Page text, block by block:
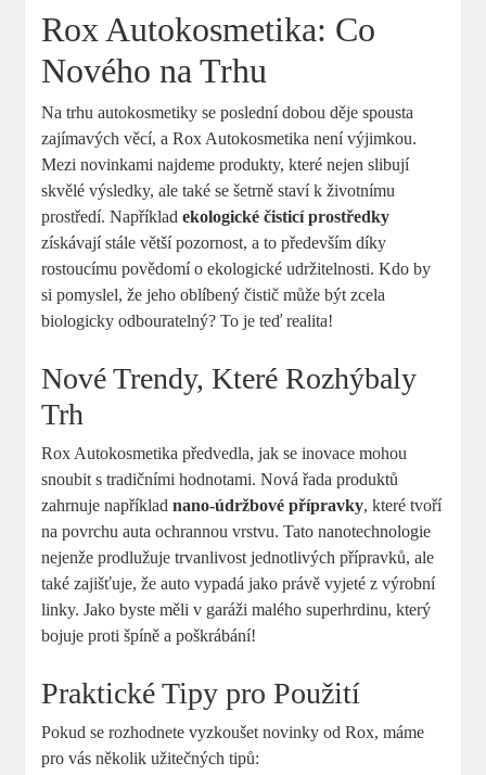
Rox Autokosmetika: Co
Nového na Trhu
Na trhu autokosmetiky se poslední dobou děje⁢ spousta⁢
zajímavých​ věcí,‌ a Rox Autokosmetika není ⁣výjimkou.
Mezi novinkami ⁤najdeme ⁤produkty, které⁣ nejen slibují
skvělé výsledky, ale⁤ také‌ se šetrně staví k životnímu
prostředí. Například⁤ekologické ‍čisticí ‍prostředky
získávají stále větší⁤ pozornost, a to především díky
‍rostoucímu povědomí ⁤o ⁣ekologické udržitelnosti. Kdo by
si pomyslel,⁢ že jeho oblíbený čistič může být zcela
biologicky odbouratelný? To je teď realita!
Nové Trendy, Které Rozhýbaly⁢
Trh
Rox Autokosmetika předvedla, jak se⁢ inovace mohou
snoubit s tradičními hodnotami. Nová řada ​produktů
zahrnuje například‍nano-údržbové přípravky, které‍ tvoří
na povrchu⁤ auta ochrannou vrstvu. Tato nanotechnologie‌
nejenže prodlužuje​ trvanlivost jednotlivých přípravků, ale
také zajišťuje, že auto vypadá‌ jako právě vyjeté z výrobní
linky.⁣ Jako byste​ měli v ‍garáži malého ​superhrdinu, který‌
bojuje​ proti špíně‍ a ⁣poškrábání!
Praktické Tipy⁤ pro Použití
Pokud se rozhodnete vyzkoušet ⁢novinky od Rox, máme
pro vás několik‌ užitečných tipů: